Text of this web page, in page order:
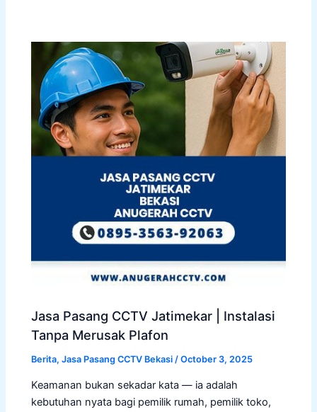
Jasa Pasang CCTV Jatimekar | Instalasi
Tanpa Merusak Plafon
Berita,Jasa Pasang CCTV Bekasi /October 3, 2025
Keamanan bukan sekadar kata — ia adalah
kebutuhan nyata bagi pemilik rumah, pemilik toko,